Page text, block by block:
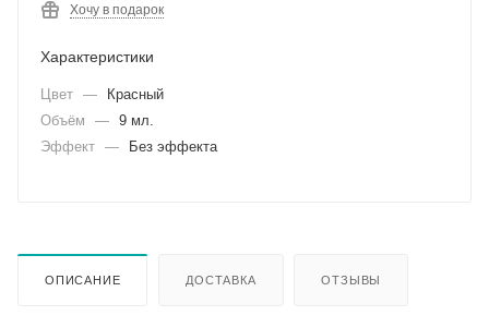
Хочу в подарок
Характеристики
Цвет —
Красный
Объём
— 9 мл.
Эффект — Без эффекта
ОПИСАНИЕ ДОСТАВКА ОТЗЫВЫ